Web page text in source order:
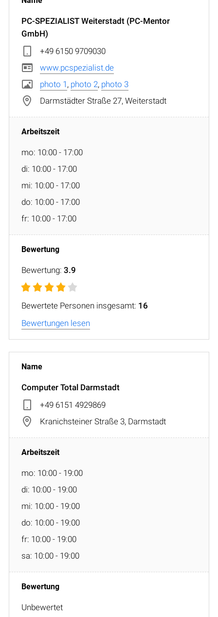
PC-SPEZIALIST Weiterstadt (PC-Mentor
GmbH)
+49 6150 9709030
www.pcspezialist.de
photo 1 , photo 2, photo 3
Darmstädter Straße 27, Weiterstadt
mo: 10:00 - 17:00
di: 10:00 - 17:00
mi: 10:00 - 17:00
do: 10:00 - 17:00
fr: 10:00 - 17:00
Bewertung: 3.9
Bewertete Personen insgesamt: 16
Bewertungen lesen
Computer Total Darmstadt
+49 6151 4929869
Kranichsteiner Straße 3, Darmstadt
mo: 10:00 - 19:00
di: 10:00 - 19:00
mi: 10:00 - 19:00
do: 10:00 - 19:00
fr: 10:00 - 19:00
sa: 10:00 - 19:00
Unbewertet